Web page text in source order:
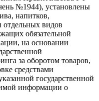
№1944), установлены
напитков,
отдельных видов
обязательной
на основании
за оборотом товаров,
средствами
государственной
информации о